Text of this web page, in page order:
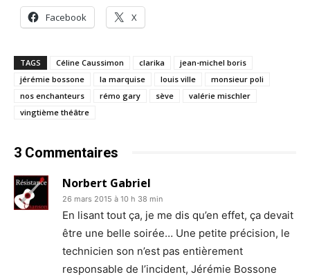
Facebook X
TAGS Céline Caussimon clarika
jean-michel boris
jérémie bossone
la marquise louis ville
monsieur poli
nos enchanteurs
rémo gary sève
valérie mischler
vingtième théâtre
3 Commentaires
Norbert Gabriel
26 mars 2015 à 10 h 38 min
En lisant tout ça, je me dis qu’en effet, ça devait
être une belle soirée… Une petite précision, le
technicien son n’est pas entièrement
responsable de l’incident, Jérémie Bossone